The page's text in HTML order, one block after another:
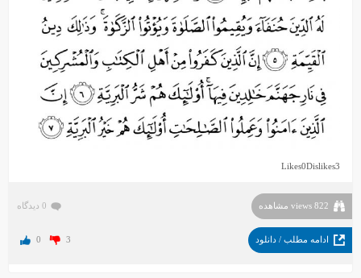
Likes0Dislikes3
822 views مشاهده 0 دیدگاه
ادامه مطلب / دانلود 0 3